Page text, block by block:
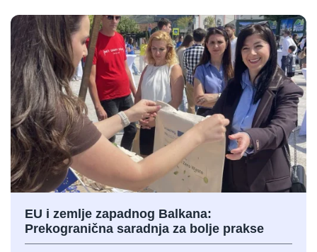
EU i zemlje zapadnog Balkana:
Prekogranična saradnja za bolje prakse